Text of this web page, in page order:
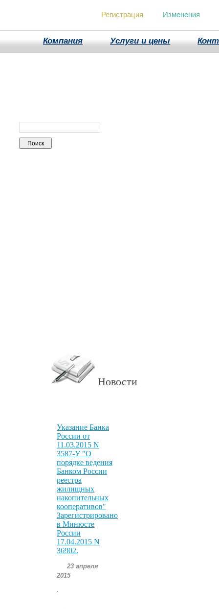
Регистрация Изменения
Компания Услуги и цены
Новости
Указание Банка
России от
11.03.2015 N
3587-У "О
порядке ведения
Банком России
реестра
жилищных
накопительных
кооперативов"
Зарегистрировано
в Минюсте
России
17.04.2015 N
36902.
23 апреля
2015